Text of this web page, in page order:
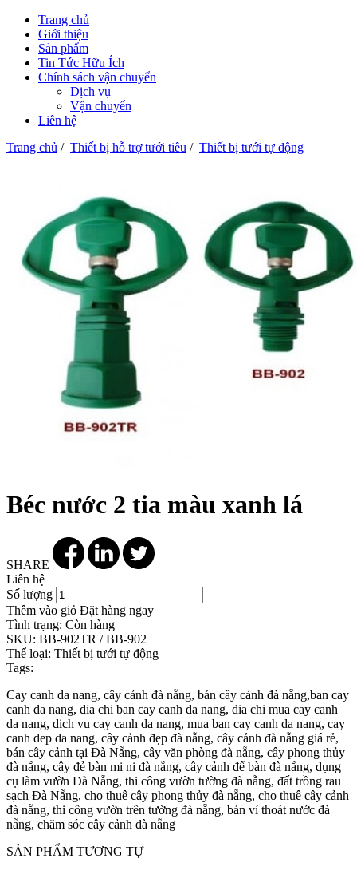
Trang chủ
Giới thiệu
Sản phẩm
Tin Tức Hữu Ích
Chính sách vận chuyển
Dịch vụ
Vận chuyển
Liên hệ
Trang chủ / Thiết bị hỗ trợ tưới tiêu / Thiết bị tưới tự động
Béc nước 2 tia màu xanh lá
SHARE
Liên hệ
Số lượng
Thêm vào giỏ Đặt hàng ngay
Tình trạng: Còn hàng
SKU: BB-902TR / BB-902
Thể loại: Thiết bị tưới tự động
Tags:
Cay canh da nang, cây cảnh đà nẵng, bán cây cảnh đà nẵng,ban cay
canh da nang, dia chi ban cay canh da nang, dia chi mua cay canh
da nang, dich vu cay canh da nang, mua ban cay canh da nang, cay
canh dep da nang, cây cảnh đẹp đà nẵng, cây cảnh đà nẵng giá rẻ,
bán cây cảnh tại Đà Nẵng, cây văn phòng đà nẵng, cây phong thủy
đà nẵng, cây đẻ bàn mi ni đà nẵng, cây cảnh để bàn đà nẵng, dụng
cụ làm vườn Đà Nẵng, thi công vườn tường đà nẵng, đất trồng rau
sạch Đà Nẵng, cho thuê cây phong thủy đà nẵng, cho thuê cây cảnh
đà nẵng, thi công vườn trên tường đà nẵng, bán vỉ thoát nước đà
nẵng, chăm sóc cây cảnh đà nẵng
SẢN PHẨM TƯƠNG TỰ